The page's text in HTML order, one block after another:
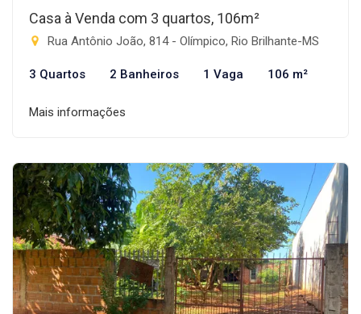
Casa à Venda com 3 quartos, 106m²
Rua Antônio João, 814 - Olímpico, Rio Brilhante-MS
3 Quartos 2 Banheiros 1 Vaga 106 m²
Mais informações